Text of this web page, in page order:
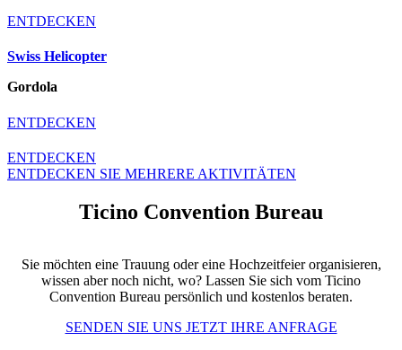
ENTDECKEN
Swiss Helicopter
Gordola
ENTDECKEN
ENTDECKEN
ENTDECKEN SIE MEHRERE AKTIVITÄTEN
Ticino Convention Bureau
Sie möchten eine Trauung oder eine Hochzeitfeier organisieren,
wissen aber noch nicht, wo? Lassen Sie sich vom Ticino
Convention Bureau persönlich und kostenlos beraten.
SENDEN SIE UNS JETZT IHRE ANFRAGE